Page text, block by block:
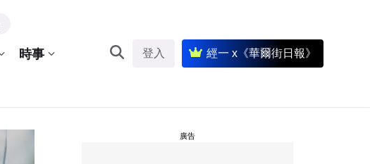
時事 登入 經一 x《華爾街日報》
廣告